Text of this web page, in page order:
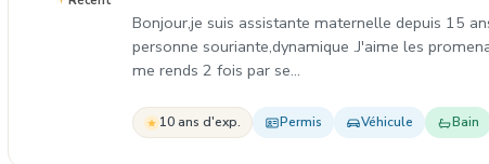
Bonjour,je suis assistante maternelle depuis 15
personne souriante,dynamique .J'aime les
me rends 2 fois par se…
10 ans d'exp. Permis Véhicule Bain